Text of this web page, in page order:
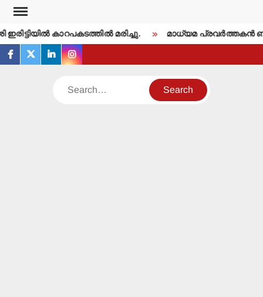
Skip
content
കാറപകടത്തില്‍ മരിച്ചു. മാധ്യമ പ്രവര്‍ത്തകന്‍
facebook
twitterlinkedininstagram
Search